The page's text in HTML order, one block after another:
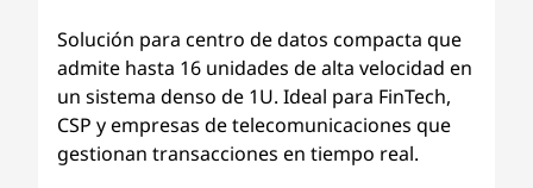
Solución para centro de datos compacta que
admite hasta 16 unidades de alta velocidad en
un sistema denso de 1U. Ideal para FinTech,
CSP y empresas de telecomunicaciones que
gestionan transacciones en tiempo real.